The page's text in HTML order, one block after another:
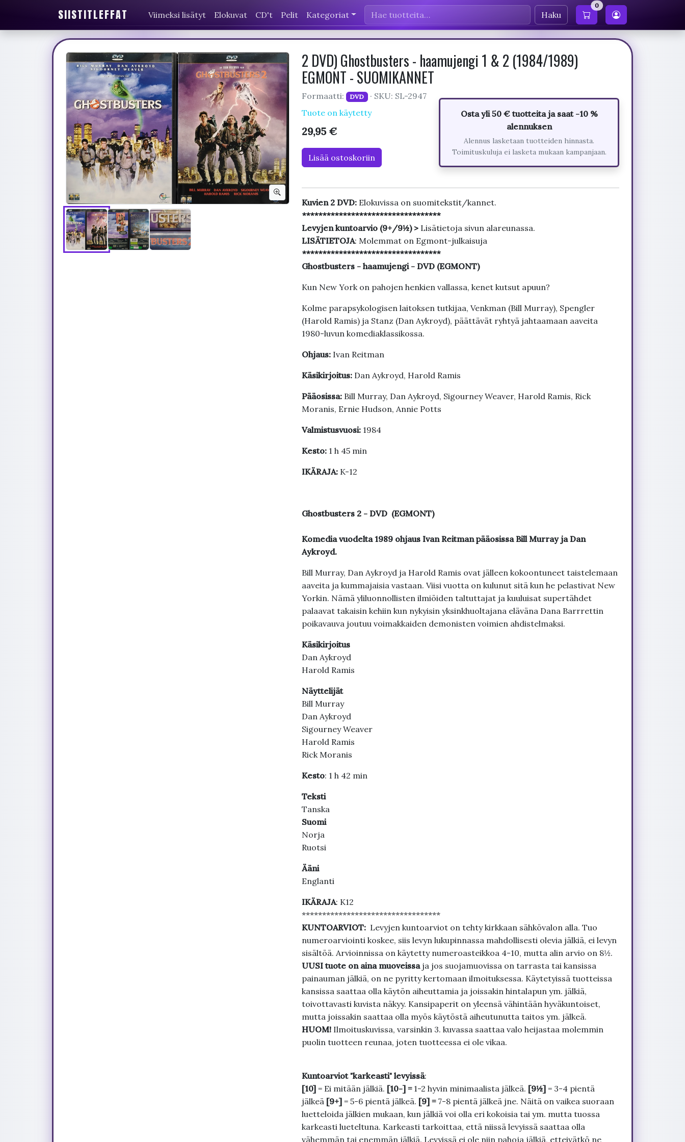
SIISTITLEFFAT Viimeksi lisätyt Elokuvat CD't Pelit Kategoriat Haku
0
2 DVD) Ghostbusters - haamujengi 1 & 2 (1984/1989)
EGMONT - SUOMIKANNET
Formaatti: DVD
· SKU: SL-2947
Tuote on käytetty
29,95 €
Lisää ostoskoriin
Osta yli 50 € tuotteita ja saat -10 %
alennuksen
Alennus lasketaan tuotteiden hinnasta.
Toimituskuluja ei lasketa mukaan kampanjaan.
Kuvien 2 DVD: Elokuvissa on suomitekstit/kannet.
**********************************
Levyjen kuntoarvio (9+/9½) > Lisätietoja sivun alareunassa.
LISÄTIETOJA: Molemmat on Egmont-julkaisuja
**********************************
Ghostbusters - haamujengi - DVD (EGMONT)
Kun New York on pahojen henkien vallassa, kenet kutsut apuun?
Kolme parapsykologisen laitoksen tutkijaa, Venkman (Bill Murray), Spengler
(Harold Ramis) ja Stanz (Dan Aykroyd), päättävät ryhtyä jahtaamaan aaveita
1980-luvun komediaklassikossa.
Ohjaus: Ivan Reitman
Käsikirjoitus:Dan Aykroyd, Harold Ramis
Pääosissa: Bill Murray, Dan Aykroyd, Sigourney Weaver, Harold Ramis, Rick
Moranis, Ernie Hudson, Annie Potts
Valmistusvuosi: 1984
Kesto: 1 h 45 min
IKÄRAJA: K-12
Ghostbusters 2 - DVD (EGMONT)
Komedia vuodelta 1989 ohjaus Ivan Reitman pääosissa Bill Murray ja Dan
Aykroyd.
Bill Murray, Dan Aykroyd ja Harold Ramis ovat jälleen kokoontuneet taistelemaan
aaveita ja kummajaisia vastaan. Viisi vuotta on kulunut sitä kun he pelastivat New
Yorkin. Nämä yliluonnollisten ilmiöiden taltuttajat ja kuuluisat supertähdet
palaavat takaisin kehiin kun nykyisin yksinkhuoltajana eläväna Dana Barrrettin
poikavauva joutuu voimakkaiden demonisten voimien ahdistelmaksi.
Käsikirjoitus
Dan Aykroyd
Harold Ramis
Näyttelijät
Bill Murray
Dan Aykroyd
Sigourney Weaver
Harold Ramis
Rick Moranis
Kesto: 1 h 42 min
Teksti
Tanska
Suomi
Norja
Ruotsi
Ääni
Englanti
IKÄRAJA: K12
**********************************
KUNTOARVIOT: Levyjen kuntoarviot on tehty kirkkaan sähkövalon alla. Tuo
numeroarviointi koskee, siis levyn lukupinnassa mahdollisesti olevia jälkiä, ei levyn
sisältöä. Arvioinnissa on käytetty numeroasteikkoa 4-10, mutta alin arvio on 8½.
UUSI tuote on aina muoveissa ja jos suojamuovissa on tarrasta tai kansissa
painauman jälkiä, on ne pyritty kertomaan ilmoituksessa. Käytetyissä tuotteissa
kansissa saattaa olla käytön aiheuttamia ja joissakin hintalapun ym. jälkiä,
toivottavasti kuvista näkyy. Kansipaperit on yleensä vähintään hyväkuntoiset,
mutta joissakin saattaa olla myös käytöstä aiheutunutta taitos ym. jälkeä.
HUOM!Ilmoituskuvissa, varsinkin 3. kuvassa saattaa valo heijastaa molemmin
puolin tuotteen reunaa, joten tuotteessa ei ole vikaa.
Kuntoarviot "karkeasti" levyissä:
[10]= Ei mitään jälkiä. [10-] = 1-2 hyvin minimaalista jälkeä. [9½]= 3-4 pientä
jälkeä [9+]= 5-6 pientä jälkeä. [9] = 7-8 pientä jälkeä jne. Näitä on vaikea suoraan
luetteloida jälkien mukaan, kun jälkiä voi olla eri kokoisia tai ym. mutta tuossa
karkeasti lueteltuna. Karkeasti tarkoittaa, että niissä levyissä saattaa olla
vähemmän tai enemmän jälkiä. Levyissä ei ole niin pahoja jälkiä, etteivätkö ne